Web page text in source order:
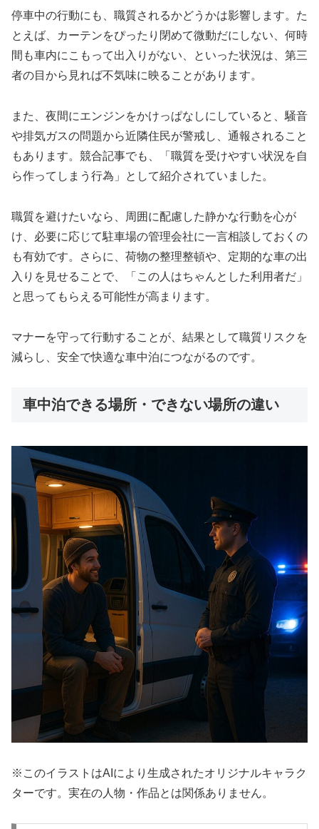
停車中の行動にも、職質されるかどうかは影響します。た
とえば、カーテンをぴったり閉めて微動だにしない、何時
間も車内にこもって出入りがない、といった状況は、第三
者の目から見れば不気味に映ることがあります。
また、夜間にエンジンをかけっぱなしにしていると、騒音
や排気ガスの問題から近隣住民が警戒し、通報されること
もあります。競合記事でも、「職質を受けやすい状況を自
ら作ってしまう行為」として紹介されていました。
職質を避けたいなら、周囲に配慮した静かな行動を心が
け、必要に応じて駐車場の管理会社に一言相談しておくの
も有効です。さらに、荷物の整理整頓や、定期的な車の出
入りを見せることで、「この人はちゃんとした利用者だ」
と思ってもらえる可能性が高まります。
マナーを守って行動することが、結果として職質リスクを
減らし、安全で快適な車中泊につながるのです。
車中泊できる場所・できない場所の違い
※このイラストはAIにより生成されたオリジナルキャラク
ターです。実在の人物・作品とは関係ありません。